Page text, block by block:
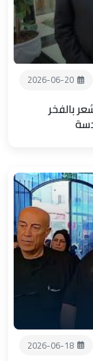
2026-06-20
بالفخر
2026-06-18